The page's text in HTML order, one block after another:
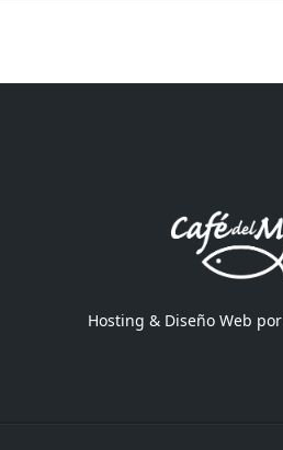
Hosting & Diseño Web por